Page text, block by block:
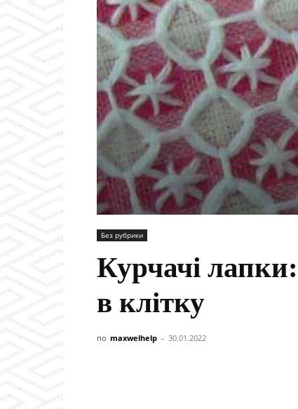
Без рубрики
Курчачі
в клітку
по maxwelhelp - 30.01.2022